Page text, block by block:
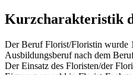
Kurzcharakteristik
Der Beruf Florist/Floristin wurde
Ausbildungsberuf nach dem
Der Einsatz des Floristen/der